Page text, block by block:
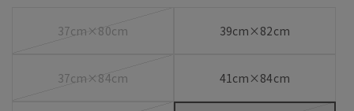
37cm×80cm 39cm×82cm
37cm×84cm 41cm×84cm